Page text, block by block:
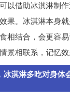
以借助冰淇淋制
果。冰淇淋本身
相结合，会更容
景相联系，记忆效
冰淇淋多吃对身体